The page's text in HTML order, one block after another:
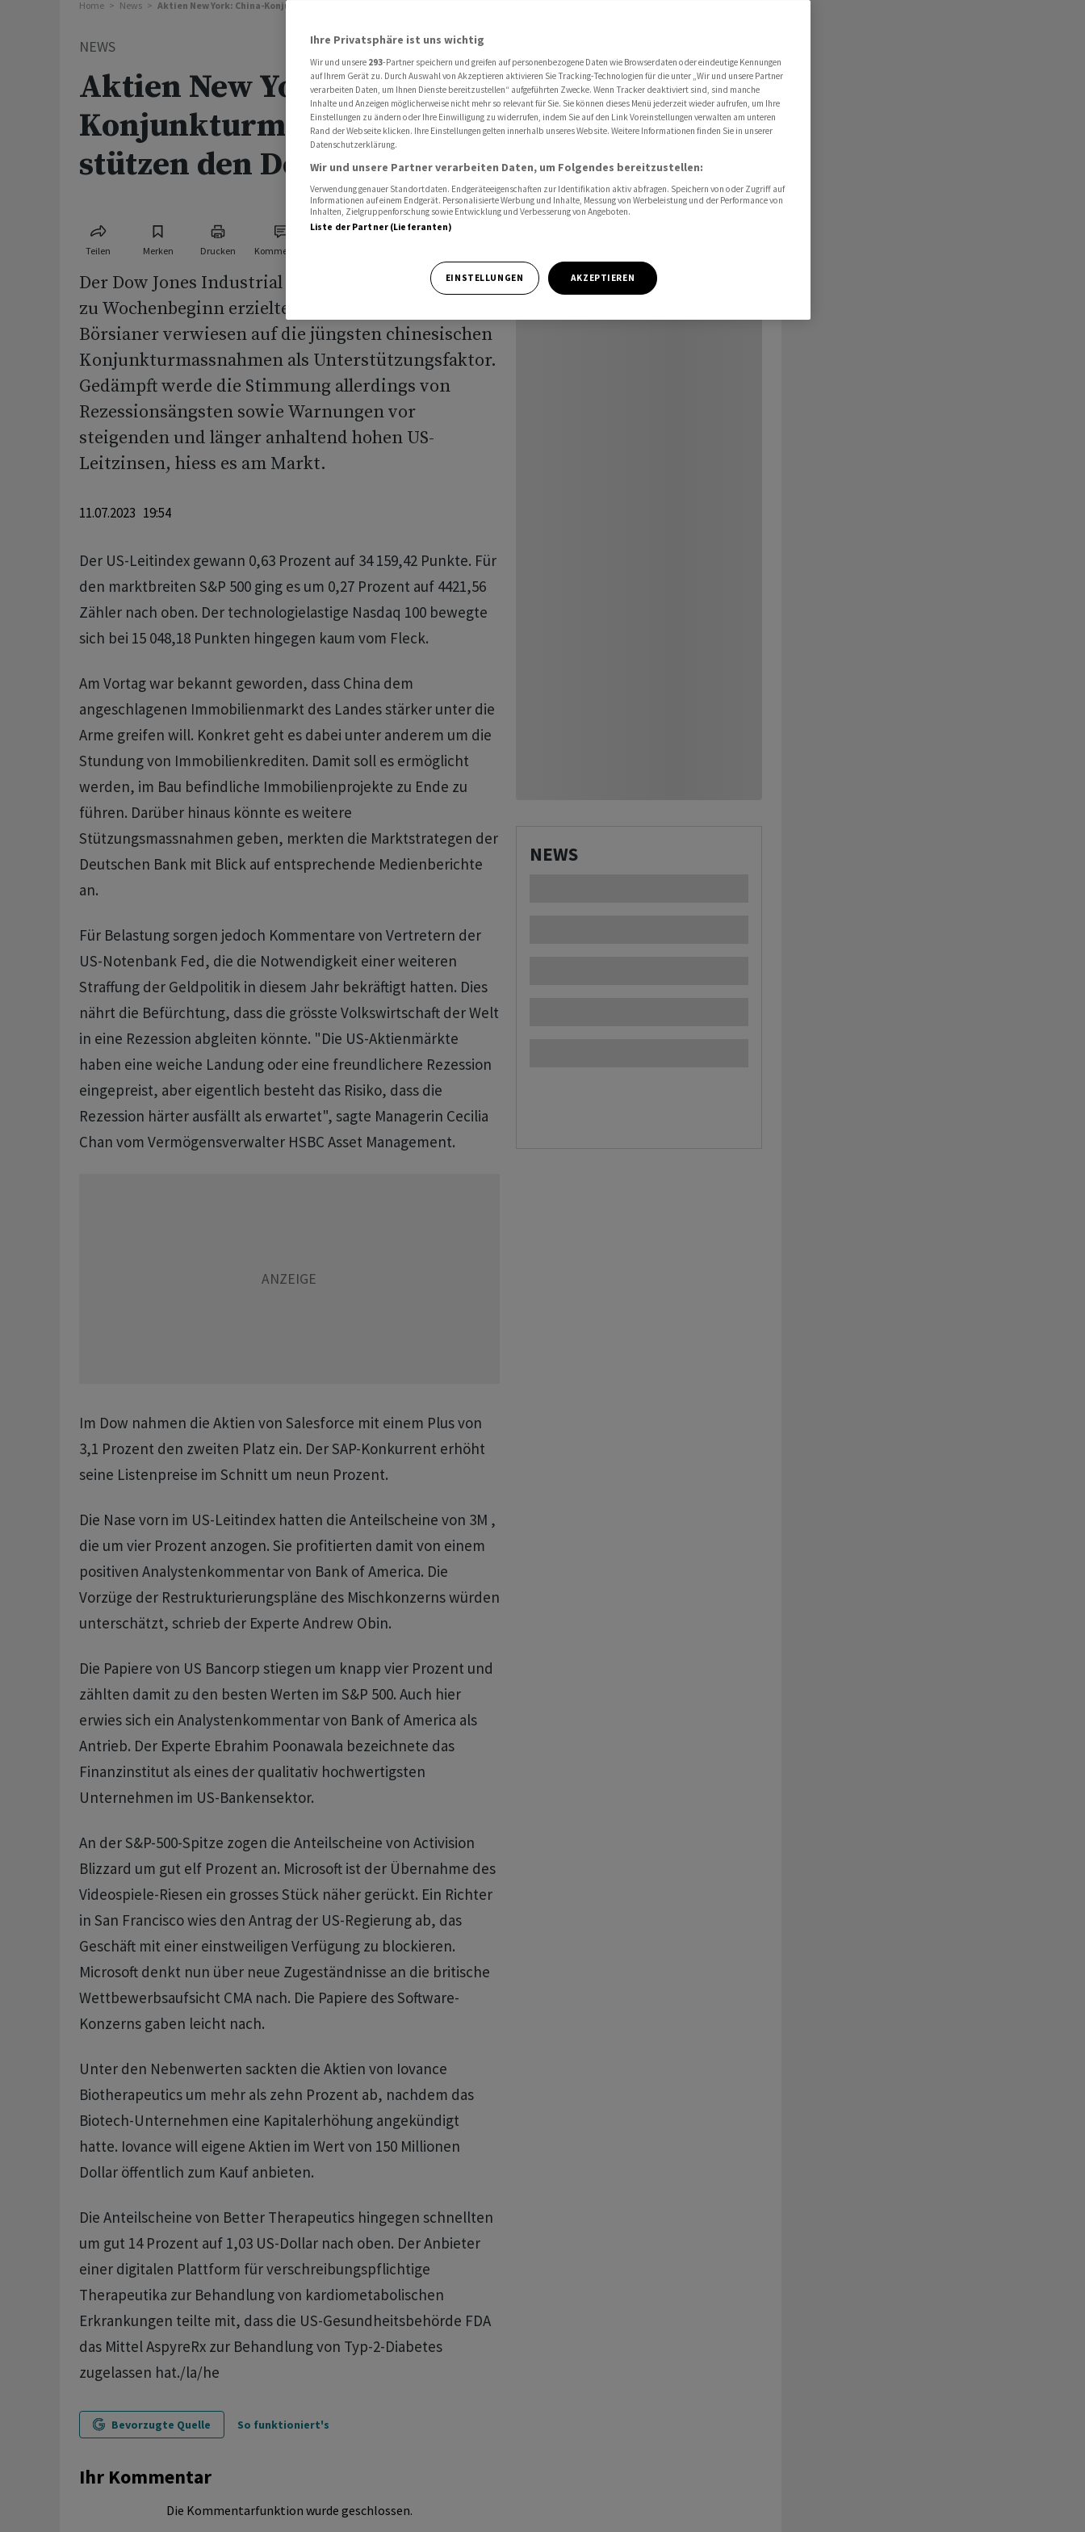
Home News Aktien New York: China-Konjunkturmassnahmen stützen den Dow
NEWS
Aktien New York: China-
Konjunkturmassnahmen
stützen den Dow
Teilen Merken Drucken Kommentare
Der Dow Jones Industrial hat am Dienstag an seine
zu Wochenbeginn erzielten Gewinne angeknüpft.
Börsianer verwiesen auf die jüngsten chinesischen
Konjunkturmassnahmen als Unterstützungsfaktor.
Gedämpft werde die Stimmung allerdings von
Rezessionsängsten sowie Warnungen vor
steigenden und länger anhaltend hohen US-
Leitzinsen, hiess es am Markt.
11.07.2023 19:54
Der US-Leitindex gewann 0,63 Prozent auf 34 159,42 Punkte. Für
den marktbreiten S&P 500 ging es um 0,27 Prozent auf 4421,56
Zähler nach oben. Der technologielastige Nasdaq 100 bewegte
sich bei 15 048,18 Punkten hingegen kaum vom Fleck.
Am Vortag war bekannt geworden, dass China dem
angeschlagenen Immobilienmarkt des Landes stärker unter die
Arme greifen will. Konkret geht es dabei unter anderem um die
Stundung von Immobilienkrediten. Damit soll es ermöglicht
werden, im Bau befindliche Immobilienprojekte zu Ende zu
führen. Darüber hinaus könnte es weitere
Stützungsmassnahmen geben, merkten die Marktstrategen der
Deutschen Bank mit Blick auf entsprechende Medienberichte
an.
Für Belastung sorgen jedoch Kommentare von Vertretern der
US-Notenbank Fed, die die Notwendigkeit einer weiteren
Straffung der Geldpolitik in diesem Jahr bekräftigt hatten. Dies
nährt die Befürchtung, dass die grösste Volkswirtschaft der Welt
in eine Rezession abgleiten könnte. "Die US-Aktienmärkte
haben eine weiche Landung oder eine freundlichere Rezession
eingepreist, aber eigentlich besteht das Risiko, dass die
Rezession härter ausfällt als erwartet", sagte Managerin Cecilia
Chan vom Vermögensverwalter HSBC Asset Management.
Im Dow nahmen die Aktien von Salesforce mit einem Plus von
3,1 Prozent den zweiten Platz ein. Der SAP-Konkurrent erhöht
seine Listenpreise im Schnitt um neun Prozent.
Die Nase vorn im US-Leitindex hatten die Anteilscheine von 3M ,
die um vier Prozent anzogen. Sie profitierten damit von einem
positiven Analystenkommentar von Bank of America. Die
Vorzüge der Restrukturierungspläne des Mischkonzerns würden
unterschätzt, schrieb der Experte Andrew Obin.
Die Papiere von US Bancorp stiegen um knapp vier Prozent und
zählten damit zu den besten Werten im S&P 500. Auch hier
erwies sich ein Analystenkommentar von Bank of America als
Antrieb. Der Experte Ebrahim Poonawala bezeichnete das
Finanzinstitut als eines der qualitativ hochwertigsten
Unternehmen im US-Bankensektor.
An der S&P-500-Spitze zogen die Anteilscheine von Activision
Blizzard um gut elf Prozent an. Microsoft ist der Übernahme des
Videospiele-Riesen ein grosses Stück näher gerückt. Ein Richter
in San Francisco wies den Antrag der US-Regierung ab, das
Geschäft mit einer einstweiligen Verfügung zu blockieren.
Microsoft denkt nun über neue Zugeständnisse an die britische
Wettbewerbsaufsicht CMA nach. Die Papiere des Software-
Konzerns gaben leicht nach.
Unter den Nebenwerten sackten die Aktien von Iovance
Biotherapeutics um mehr als zehn Prozent ab, nachdem das
Biotech-Unternehmen eine Kapitalerhöhung angekündigt
hatte. Iovance will eigene Aktien im Wert von 150 Millionen
Dollar öffentlich zum Kauf anbieten.
Die Anteilscheine von Better Therapeutics hingegen schnellten
um gut 14 Prozent auf 1,03 US-Dollar nach oben. Der Anbieter
einer digitalen Plattform für verschreibungspflichtige
Therapeutika zur Behandlung von kardiometabolischen
Erkrankungen teilte mit, dass die US-Gesundheitsbehörde FDA
das Mittel AspyreRx zur Behandlung von Typ-2-Diabetes
zugelassen hat./la/he
Bevorzugte Quelle So funktioniert's
Ihr Kommentar
Die Kommentarfunktion wurde geschlossen.
NEWS
Ihre Privatsphäre ist uns wichtig
Wir und unsere 293-Partner speichern und greifen auf personenbezogene Daten wie Browserdaten oder eindeutige Kennungen
auf Ihrem Gerät zu. Durch Auswahl von Akzeptieren aktivieren Sie Tracking-Technologien für die unter „Wir und unsere Partner
verarbeiten Daten, um Ihnen Dienste bereitzustellen“ aufgeführten Zwecke. Wenn Tracker deaktiviert sind, sind manche
Inhalte und Anzeigen möglicherweise nicht mehr so relevant für Sie. Sie können dieses Menü jederzeit wieder aufrufen, um Ihre
Einstellungen zu ändern oder Ihre Einwilligung zu widerrufen, indem Sie auf den Link Voreinstellungen verwalten am unteren
Rand der Webseite klicken. Ihre Einstellungen gelten innerhalb unseres Website. Weitere Informationen finden Sie in unserer
Datenschutzerklärung.
Wir und unsere Partner verarbeiten Daten, um Folgendes bereitzustellen:
Verwendung genauer Standortdaten. Endgeräteeigenschaften zur Identifikation aktiv abfragen. Speichern von oder Zugriff auf
Informationen auf einem Endgerät. Personalisierte Werbung und Inhalte, Messung von Werbeleistung und der Performance von
Inhalten, Zielgruppenforschung sowie Entwicklung und Verbesserung von Angeboten.
Liste der Partner (Lieferanten)
EINSTELLUNGEN AKZEPTIEREN